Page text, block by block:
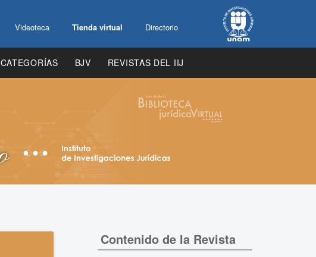
Videoteca Tienda virtual Directorio
CATEGORÍAS BJV REVISTAS DEL IIJ
Contenido de la Revista